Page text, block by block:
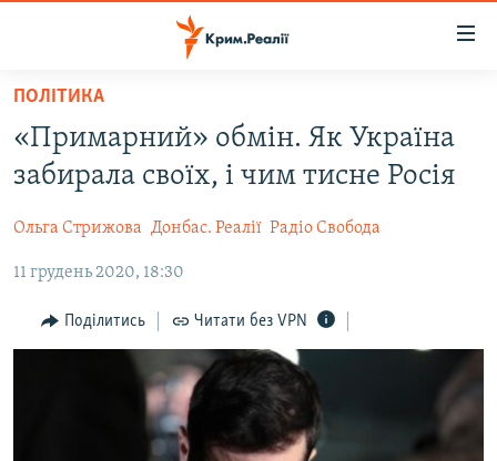
Перейти
основного
матеріалу
Перейти
до
навігації
Перейти
ВОДА.КРИМ
ВІДЕО ТА ФОТО
ПОЛІТИКА
БЛОГИ
ПОГЛЯД
ПОЛІТИКА
«Примарний» обмін. Як Україна
забирала своїх, і чим тисне Росія
Ольга Стрижова Донбас. Реалії Радіо Свобода
11 грудень 2020, 18:30
Поділитись Читати без VPN